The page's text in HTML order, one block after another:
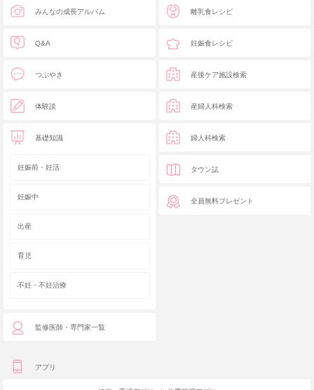
みんなの成長アルバム
Q&A
つぶやき
体験談
基礎知識
妊娠前・妊活
妊娠中
出産
育児
不妊・不妊治療
監修医師・専門家一覧
離乳食レシピ
妊娠食レシピ
産後ケア施設検索
産婦人科検索
婦人科検索
タウン誌
全員無料プレゼント
アプリ